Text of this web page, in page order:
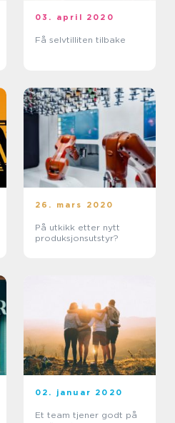
03. april 2020
Få selvtilliten tilbake
26. mars 2020
På utkikk etter nytt
produksjonsutstyr?
02. januar 2020
Et team tjener godt på